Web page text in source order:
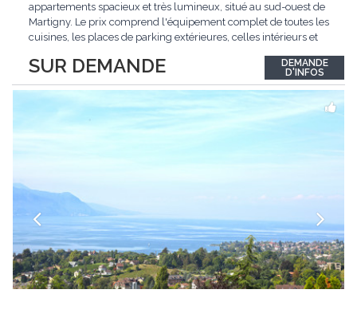
SUR DEMANDE
appartements spacieux et très lumineux, situé au sud-ouest de
Martigny. Le prix comprend l'équipement complet de toutes les
cuisines, les places de parking extérieures, celles intérieurs et
opportunité exclusive avec un rendement intéressant. Plus
d'informations...
DEMANDE
D'INFOS